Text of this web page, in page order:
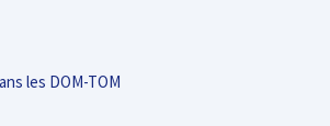
les DOM-TOM